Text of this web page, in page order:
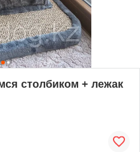
столбиком + лежак